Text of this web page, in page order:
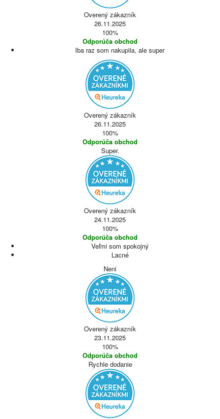
Overený zákazník
26.11.2025
100%
Odporúča obchod
Iba raz som nakupila, ale super
Overený zákazník
26.11.2025
100%
Odporúča obchod
Super.
Overený zákazník
24.11.2025
100%
Odporúča obchod
Veľmi som spokojný
Lacné
Neni
Overený zákazník
23.11.2025
100%
Odporúča obchod
Rychle dodanie